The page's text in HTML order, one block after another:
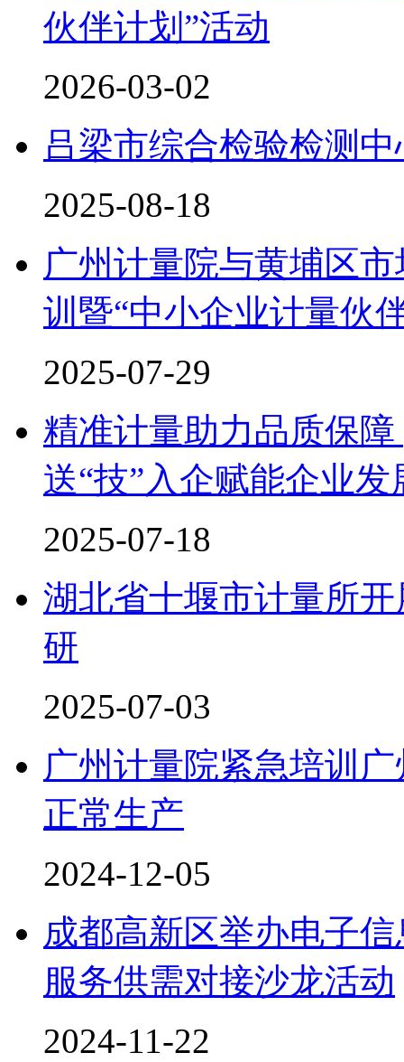
伙伴计划”活动
2026-03-02
吕梁市综合检验检测
2025-08-18
广州计量院与黄埔区
训暨“中小企业计量伙
2025-07-29
精准计量助力品质保
送“技”入企赋能企业发
2025-07-18
湖北省十堰市计量所
研
2025-07-03
广州计量院紧急培训
正常生产
2024-12-05
成都高新区举办电子
服务供需对接沙龙活动
2024-11-22